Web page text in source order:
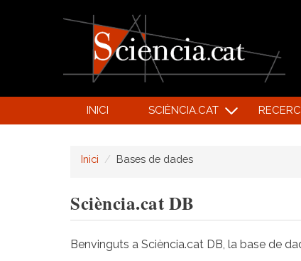
INICI SCIÈNCIA.CAT
Inici Bases de dades
Sciència.cat DB
Benvinguts a Sciència.cat DB, la base de